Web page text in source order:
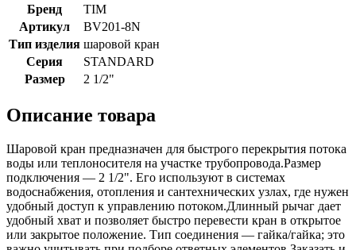
Бренд
TIM
Артикул
BV201-8N
Тип изделия шаровой кран
Серия
STANDARD
Размер
2 1/2"
Описание товара
Шаровой кран предназначен для быстрого перекрытия потока
воды или теплоносителя на участке трубопровода.Размер
подключения — 2 1/2". Его используют в системах
водоснабжения, отопления и сантехнических узлах, где нужен
удобный доступ к управлению потоком.Длинный рычаг дает
удобный хват и позволяет быстро перевести кран в открытое
или закрытое положение. Тип соединения — гайка/гайка; это